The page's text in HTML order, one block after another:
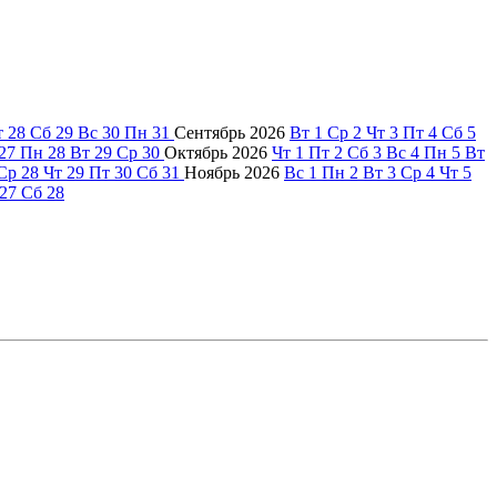
28 Сб 29 Вс 30 Пн 31 Сентябрь 2026 Вт 1 Ср 2 Чт 3 Пт 4 Сб 5
27 Пн 28 Вт 29 Ср 30 Октябрь 2026 Чт 1 Пт 2 Сб 3 Вс 4 Пн 5 Вт
28 Чт 29 Пт 30 Сб 31 Ноябрь 2026 Вс 1 Пн 2 Вт 3 Ср 4 Чт 5
27 Сб 28